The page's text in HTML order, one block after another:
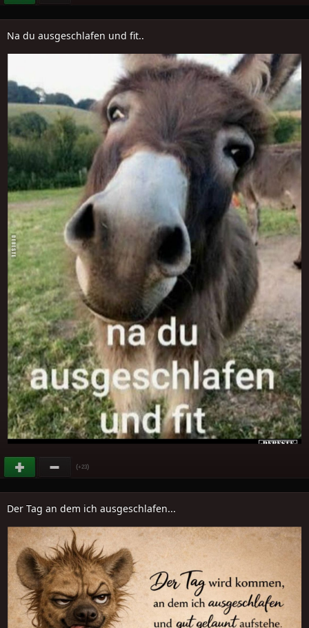
Na du ausgeschlafen und fit..
(+23)
Der Tag an dem ich ausgeschlafen...